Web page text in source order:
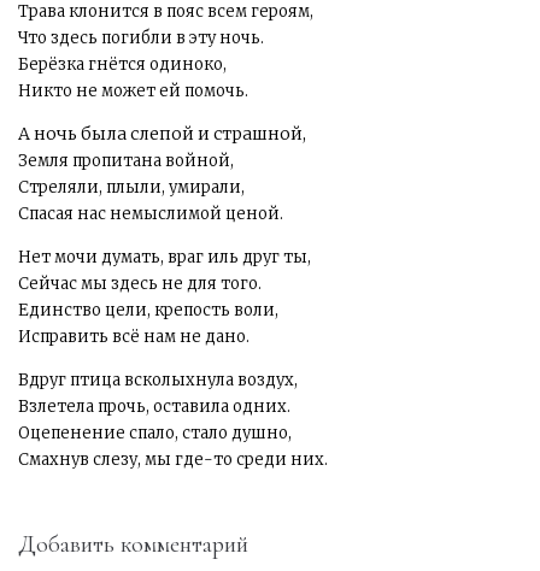
Трава клонится в пояс всем героям,
Что здесь погибли в эту ночь.
Берёзка гнётся одиноко,
Никто не может ей помочь.
А ночь была слепой и страшной,
Земля пропитана войной,
Стреляли, плыли, умирали,
Спасая нас немыслимой ценой.
Нет мочи думать, враг иль друг ты,
Сейчас мы здесь не для того.
Единство цели, крепость воли,
Исправить всё нам не дано.
Вдруг птица всколыхнула воздух,
Взлетела прочь, оставила одних.
Оцепенение спало, стало душно,
Смахнув слезу, мы где-то среди них.
Добавить комментарий